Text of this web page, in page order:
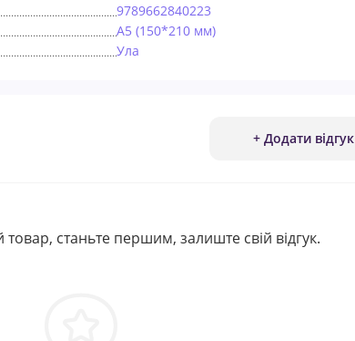
9789662840223
А5 (150*210 мм)
Ула
+ Додати відгук
товар, станьте першим, залиште свій відгук.